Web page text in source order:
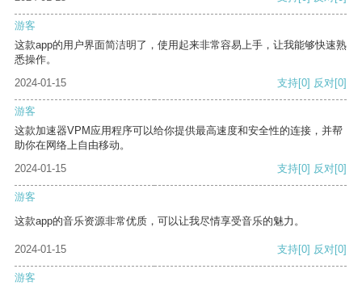
游客
这款app的用户界面简洁明了，使用起来非常容易上手，让我能够快速熟
悉操作。
2024-01-15
支持[0] 反对[0]
游客
这款加速器VPM应用程序可以给你提供最高速度和安全性的连接，并帮
助你在网络上自由移动。
2024-01-15
支持[0] 反对[0]
游客
这款app的音乐资源非常优质，可以让我尽情享受音乐的魅力。
2024-01-15 支持[0] 反对[0]
游客